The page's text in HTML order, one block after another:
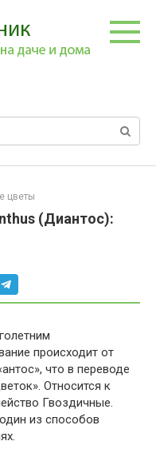
цветы
(Диантос):
происходит от
что в переводе
Относится к
Гвоздичные.
из способов